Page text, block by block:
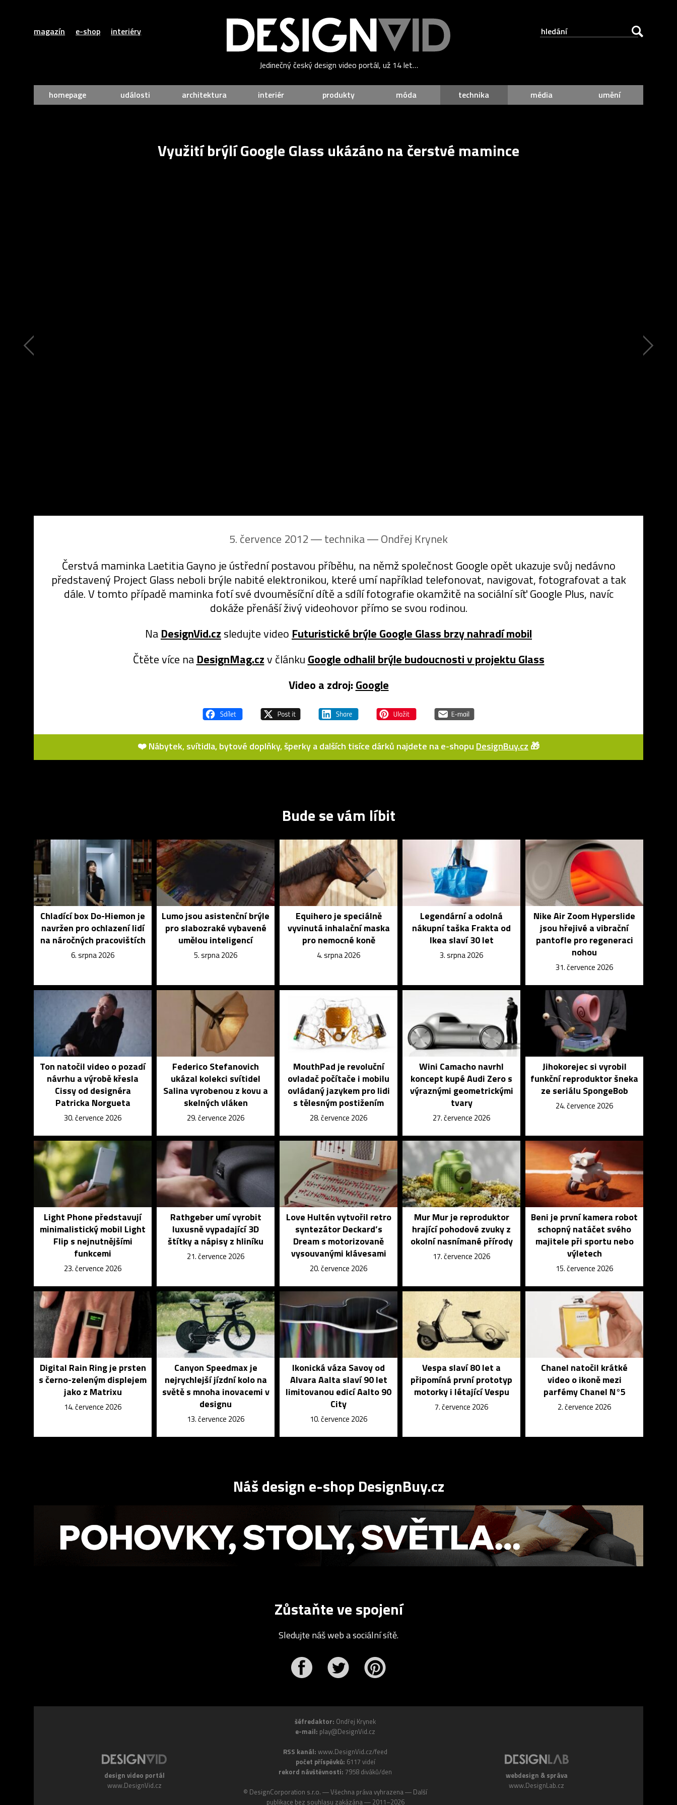
magazín e-shop interiéry
Jedinečný český design video portál, už 14 let…
homepage události architektura interiér produkty móda technika média umění
Využití brýlí Google Glass ukázáno na čerstvé mamince
5. července 2012 ― technika ―Ondřej Krynek
Čerstvá maminka Laetitia Gayno je ústřední postavou příběhu, na němž společnost Google opět ukazuje svůj nedávno
představený Project Glass neboli brýle nabité elektronikou, které umí například telefonovat, navigovat, fotografovat a tak
dále. V tomto případě maminka fotí své dvouměsíční dítě a sdílí fotografie okamžitě na sociální síť Google Plus, navíc
dokáže přenáší živý videohovor přímo se svou rodinou.
Na DesignVid.cz sledujte video Futuristické brýle Google Glass brzy nahradí mobil
Čtěte více na DesignMag.czv článku Google odhalil brýle budoucnosti v projektu Glass
Video a zdroj: Google
❤️ Nábytek, svítidla, bytové doplňky, šperky a dalších tisíce dárků najdete na e-shopu DesignBuy.cz 🎁
Bude se vám líbit
Chladící box Do-Hiemon je
navržen pro ochlazení lidí
na náročných pracovištích
6. srpna 2026
Lumo jsou asistenční brýle
pro slabozraké vybavené
umělou inteligencí
5. srpna 2026
Equihero je speciálně
vyvinutá inhalační maska
pro nemocné koně
4. srpna 2026
Legendární a odolná
nákupní taška Frakta od
Ikea slaví 30 let
3. srpna 2026
Nike Air Zoom Hyperslide
jsou hřejivé a vibrační
pantofle pro regeneraci
nohou
31. července 2026
Ton natočil video o pozadí
návrhu a výrobě křesla
Cissy od designéra
Patricka Norgueta
30. července 2026
Federico Stefanovich
ukázal kolekci svítidel
Salina vyrobenou z kovu a
skelných vláken
29. července 2026
MouthPad je revoluční
ovladač počítače i mobilu
ovládaný jazykem pro lidi
s tělesným postižením
28. července 2026
Wini Camacho navrhl
koncept kupé Audi Zero s
výraznými geometrickými
tvary
27. července 2026
Jihokorejec si vyrobil
funkční reproduktor šneka
ze seriálu SpongeBob
24. července 2026
Light Phone představují
minimalistický mobil Light
Flip s nejnutnějšími
funkcemi
23. července 2026
Rathgeber umí vyrobit
luxusně vypadající 3D
štítky a nápisy z hliníku
21. července 2026
Love Hultén vytvořil retro
syntezátor Deckard’s
Dream s motorizovaně
vysouvanými klávesami
20. července 2026
Mur Mur je reproduktor
hrající pohodové zvuky z
okolní nasnímané přírody
17. července 2026
Beni je první kamera robot
schopný natáčet svého
majitele při sportu nebo
výletech
15. července 2026
Digital Rain Ring je prsten
s černo-zeleným displejem
jako z Matrixu
14. července 2026
Canyon Speedmax je
nejrychlejší jízdní kolo na
světě s mnoha inovacemi v
designu
13. července 2026
Ikonická váza Savoy od
Alvara Aalta slaví 90 let
limitovanou edicí Aalto 90
City
10. července 2026
Vespa slaví 80 let a
připomíná první prototyp
motorky i létající Vespu
7. července 2026
Chanel natočil krátké
video o ikoně mezi
parfémy Chanel N°5
2. července 2026
Náš design e-shop DesignBuy.cz
Zůstaňte ve spojení
Sledujte náš web a sociální sítě.
design video portál
www.DesignVid.cz
šéfredaktor: Ondřej Krynek
e-mail: play@DesignVid.cz
RSS kanál: www.DesignVid.cz/feed
počet příspěvků: 6117 videí
rekord návštěvnosti: 7958 diváků/den
© DesignCorporation s.r.o. ― Všechna práva vyhrazena ― Další
publikace bez souhlasu zakázána ― 2011–2026
webdesign & správa
www.DesignLab.cz